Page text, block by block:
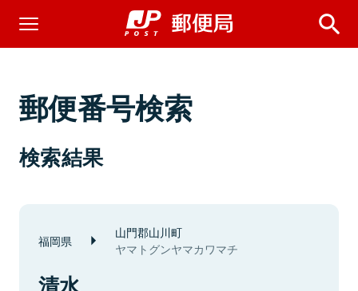
郵便番号検索
検索結果
福岡県 山門郡山川町
ヤマトグンヤマカワマチ
清水